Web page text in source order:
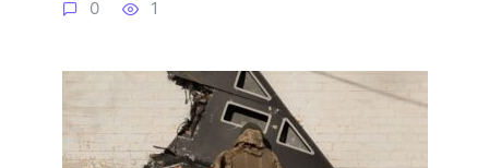
0 1